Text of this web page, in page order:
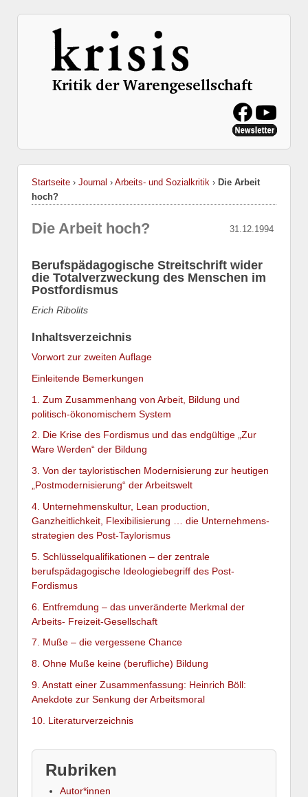
Startseite › Journal › Arbeits- und Sozialkritik › Die Arbeit
hoch?
31.12.1994
Die Arbeit hoch?
Berufspädagogische Streitschrift wider
die Totalverzweckung des Menschen im
Postfordismus
Erich Ribolits
Inhaltsverzeichnis
Vorwort zur zweiten Auflage
Einleitende Bemerkungen
1. Zum Zusammenhang von Arbeit, Bildung und
politisch-ökonomischem System
2. Die Krise des Fordismus und das endgültige „Zur
Ware Werden“ der Bildung
3. Von der tayloristischen Modernisierung zur heutigen
„Postmodernisierung“ der Arbeitswelt
4. Unternehmenskultur, Lean production,
Ganzheitlichkeit, Flexibilisierung … die Unternehmens-
strategien des Post-Taylorismus
5. Schlüsselqualifikationen – der zentrale
berufspädagogische Ideologiebegriff des Post-
Fordismus
6. Entfremdung – das unveränderte Merkmal der
Arbeits- Freizeit-Gesellschaft
7. Muße – die vergessene Chance
8. Ohne Muße keine (berufliche) Bildung
9. Anstatt einer Zusammenfassung: Heinrich Böll:
Anekdote zur Senkung der Arbeitsmoral
10. Literaturverzeichnis
Rubriken
Autor*innen